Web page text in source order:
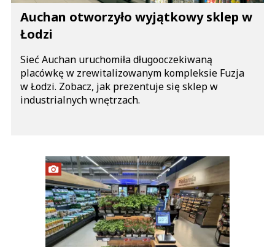
Auchan otworzyło wyjątkowy sklep w
Łodzi
Sieć Auchan uruchomiła długooczekiwaną
placówkę w zrewitalizowanym kompleksie Fuzja
w Łodzi. Zobacz, jak prezentuje się sklep w
industrialnych wnętrzach.